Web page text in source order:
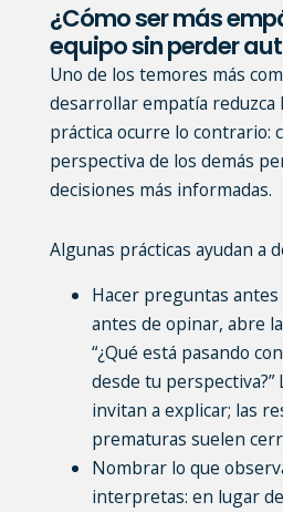
¿Cómo ser más
equipo sin perder
Uno de los temores más
desarrollar empatía reduzca
práctica ocurre lo contrario:
perspectiva de los demás
decisiones más informadas.
Algunas prácticas ayudan a
Hacer preguntas
antes de opinar, abre
“¿Qué está pasando
desde tu perspectiva?”
invitan a explicar; las
prematuras suelen
Nombrar lo que
interpretas: en lugar